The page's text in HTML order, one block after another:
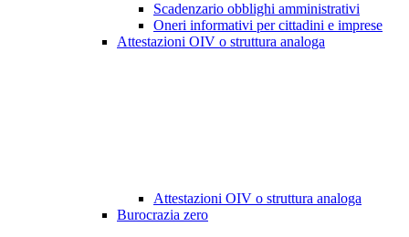
Scadenzario obblighi amministrativi
Oneri informativi per cittadini e imprese
Attestazioni OIV o struttura analoga
Attestazioni OIV o struttura analoga
Burocrazia zero